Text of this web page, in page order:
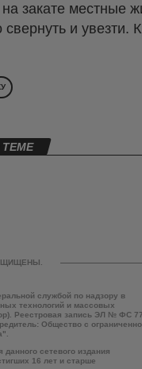
на закате местные
свернуть и
службой по надзору в
технологий и массовых
Реестровая запись ЭЛ № ФС
Общество с
сетевого издания
16 лет и старше